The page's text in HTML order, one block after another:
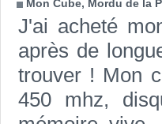
Mon Cube, Mordu de la
J'ai acheté
après de
trouver ! Mon
450 mhz,